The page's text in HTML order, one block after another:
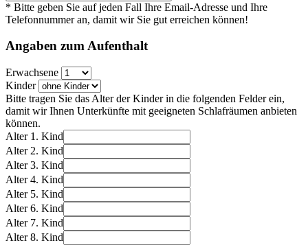
* Bitte geben Sie auf jeden Fall Ihre Email-Adresse und Ihre
Telefonnummer an, damit wir Sie gut erreichen können!
Angaben zumAufenthalt
Erwachsene
Kinder
Bitte tragen Sie das Alter der Kinder in die folgenden Felder ein,
damit wir Ihnen Unterkünfte mit geeigneten Schlafräumen anbieten
können.
Alter 1. Kind
Alter 2. Kind
Alter 3. Kind
Alter 4. Kind
Alter 5. Kind
Alter 6. Kind
Alter 7. Kind
Alter 8. Kind